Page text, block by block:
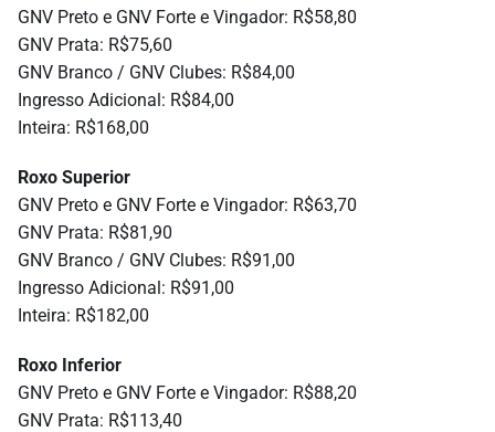
GNV Preto e GNV Forte e Vingador: R$58,80
GNV Prata: R$75,60
GNV Branco / GNV Clubes: R$84,00
Ingresso Adicional: R$84,00
Inteira: R$168,00
Roxo Superior
GNV Preto e GNV Forte e Vingador: R$63,70
GNV Prata: R$81,90
GNV Branco / GNV Clubes: R$91,00
Ingresso Adicional: R$91,00
Inteira: R$182,00
Roxo Inferior
GNV Preto e GNV Forte e Vingador: R$88,20
GNV Prata: R$113,40